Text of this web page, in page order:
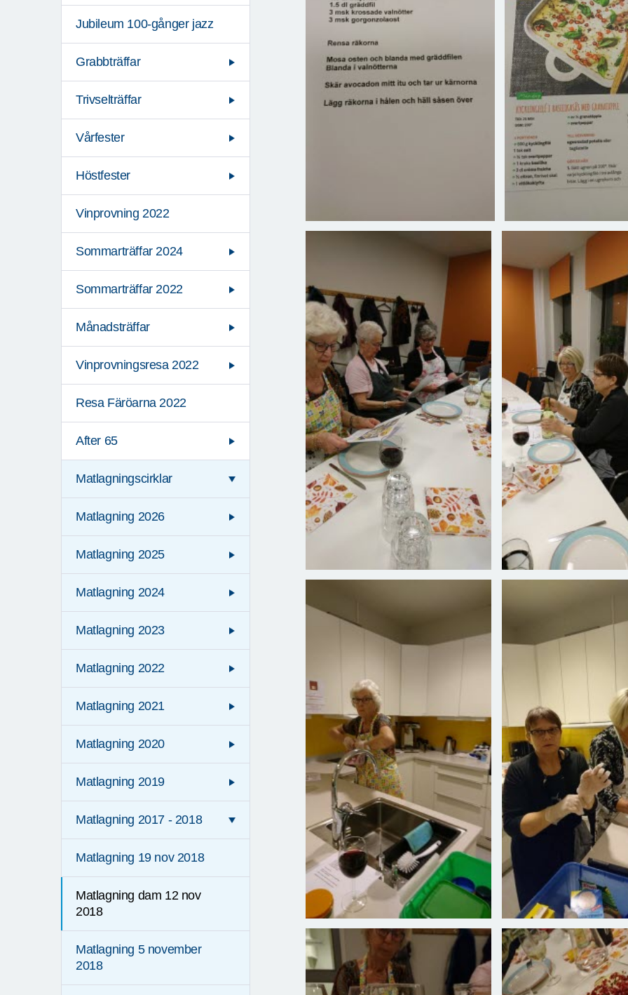
Jubileum 100-gånger jazz
Grabbträffar
Trivselträffar
Vårfester
Höstfester
Vinprovning 2022
Sommarträffar 2024
Sommarträffar 2022
Månadsträffar
Vinprovningsresa 2022
Resa Färöarna 2022
After 65
Matlagningscirklar
Matlagning 2026
Matlagning 2025
Matlagning 2024
Matlagning 2023
Matlagning 2022
Matlagning 2021
Matlagning 2020
Matlagning 2019
Matlagning 2017 - 2018
Matlagning 19 nov 2018
Matlagning dam 12 nov
2018
Matlagning 5 november
2018